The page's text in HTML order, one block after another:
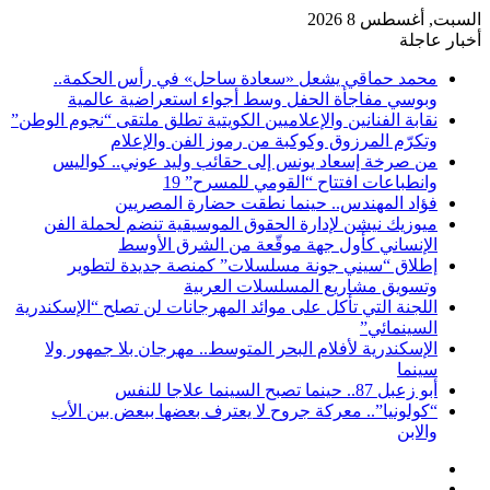
السبت, أغسطس 8 2026
أخبار عاجلة
محمد حماقي يشعل «سعادة ساحل» في رأس الحكمة..
وبوسي مفاجأة الحفل وسط أجواء استعراضية عالمية
نقابة الفنانين والإعلاميين الكويتية تطلق ملتقى “نجوم الوطن”
وتكرّم المرزوق وكوكبة من رموز الفن والإعلام
من صرخة إسعاد يونس إلى حقائب وليد عوني.. كواليس
وانطباعات افتتاح “القومي للمسرح” 19
فؤاد المهندس.. حينما نطقت حضارة المصريين
ميوزيك نيشن لإدارة الحقوق الموسيقية تنضم لحملة الفن
الإنساني كأول جهة موقّعة من الشرق الأوسط
إطلاق “سيني جونة مسلسلات” كمنصة جديدة لتطوير
وتسويق مشاريع المسلسلات العربية
اللجنة التي تأكل على موائد المهرجانات لن تصلح “الإسكندرية
السينمائي”
الإسكندرية لأفلام البحر المتوسط.. مهرجان بلا جمهور ولا
سينما
أبو زعبل 87.. حينما تصبح السينما علاجا للنفس
“كولونيا”.. معركة جروح لا يعترف بعضها ببعض بين الأب
والابن